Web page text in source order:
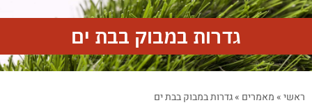
גדרות במבוק בבת ים
ראשי»מאמרים »גדרות במבוק בבת ים